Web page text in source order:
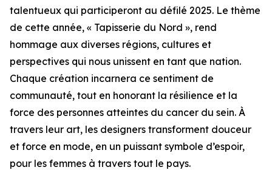
talentueux qui participeront au défilé 2025. Le thème
de cette année, « Tapisserie du Nord », rend
hommage aux diverses régions, cultures et
perspectives qui nous unissent en tant que nation.
Chaque création incarnera ce sentiment de
communauté, tout en honorant la résilience et la
force des personnes atteintes du cancer du sein. À
travers leur art, les designers transforment douceur
et force en mode, en un puissant symbole d’espoir,
pour les femmes à travers tout le pays.